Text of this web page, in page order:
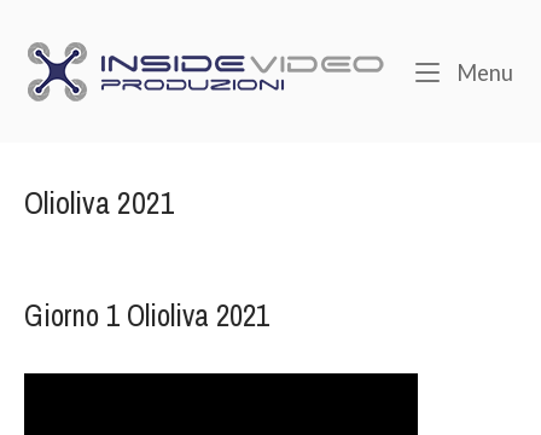
content
Home
Menu
Olioliva 2021
Giorno 1 Olioliva 2021